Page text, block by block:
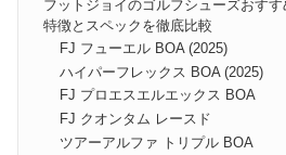
フットジョイのゴルフシューズおすす
特徴とスペックを徹底比較
FJ フューエル BOA (2025)
ハイパーフレックス BOA (2025)
FJ プロエスエルエックス BOA
FJ クオンタム レースド
ツアーアルファ トリプル BOA